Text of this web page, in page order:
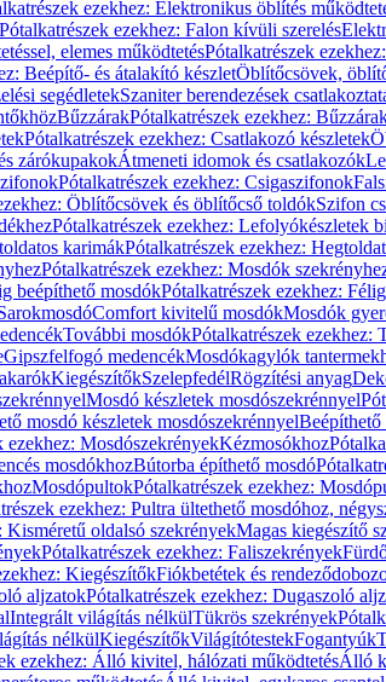
ezekhez: Elektronikus öblítés
Pótalkatrészek ezekhez: Falon kívüli szerelés
elemes működtetésPótalkatrészek
Beépítő- és átalakító készletÖblítőcsövek,
segédletekSzaniter berendezések
BűzzárakPótalkatrészek ezekhez:
Pótalkatrészek ezekhez: Csatlakozó készletek
zárókupakokÁtmeneti idomok és csatlakozók
Pótalkatrészek ezekhez: Csigaszifonok
Öblítőcsövek és öblítőcső toldókSzifon
Pótalkatrészek ezekhez: Lefolyókészletek
karimákPótalkatrészek ezekhez:
Pótalkatrészek ezekhez: Mosdók
beépíthető mosdókPótalkatrészek ezekhez:
Comfort kivitelű mosdókMosdók
További mosdókPótalkatrészek ezekhez:
Gipszfelfogó medencékMosdókagylók
KiegészítőkSzelepfedélRögzítési anyag
Mosdó készletek mosdószekrénnyel
mosdó készletek mosdószekrénnyelBeépíthető
ezekhez: MosdószekrényekKézmosókhoz
mosdókhozBútorba építhető mosdó
MosdópultokPótalkatrészek ezekhez:
ezekhez: Pultra ültethető mosdóhoz,
Kisméretű oldalsó szekrényekMagas kiegészítő
Pótalkatrészek ezekhez: Faliszekrények
KiegészítőkFiókbetétek és
aljzatokPótalkatrészek ezekhez: Dugaszoló
Integrált világítás nélkülTükrös szekrények
nélkülKiegészítőkVilágítótestekFogantyúk
ezekhez: Álló kivitel, hálózati működtetésÁlló